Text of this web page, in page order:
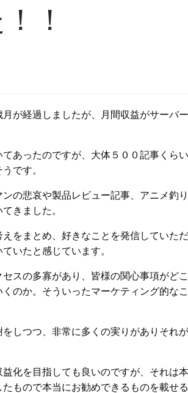
！
が経過しましたが、月間収益がサーバ
あったのですが、大体５００記事くら
です。
の悲哀や製品レビュー記事、アニメ釣
きました。
をまとめ、好きなことを発信していた
いたと感じています。
スの多寡があり、皆様の関心事項がど
のか。そういったマーケティング的な
しつつ、非常に多くの実りがありそれ
化を目指しても良いのですが、それは
もので本当にお勧めできるものを載せ